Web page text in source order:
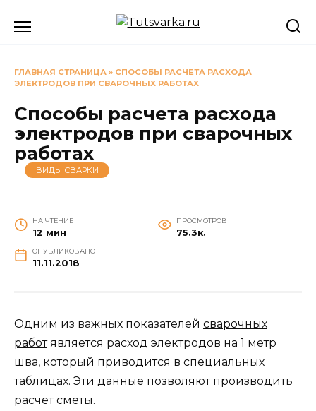
ГЛАВНАЯ СТРАНИЦА » СПОСОБЫ РАСЧЕТА РАСХОДА
ЭЛЕКТРОДОВ ПРИ СВАРОЧНЫХ РАБОТАХ
Способы расчета расхода
электродов при сварочных
работах
ВИДЫ СВАРКИ
НА ЧТЕНИЕ
12 мин
ПРОСМОТРОВ
75.3к.
ОПУБЛИКОВАНО
11.11.2018
Одним из важных показателей сварочных
работявляется расход электродов на 1 метр
шва, который приводится в специальных
таблицах. Эти данные позволяют производить
расчет сметы.